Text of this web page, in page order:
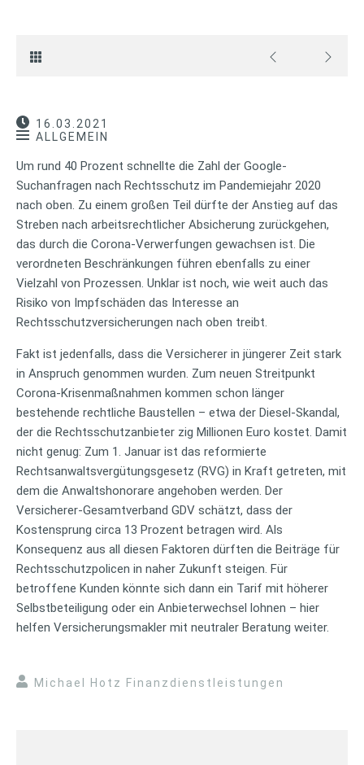
16.03.2021
ALLGEMEIN
Um rund 40 Prozent schnellte die Zahl der Google-
Suchanfragen nach Rechtsschutz im Pandemiejahr 2020
nach oben. Zu einem großen Teil dürfte der Anstieg auf das
Streben nach arbeitsrechtlicher Absicherung zurückgehen,
das durch die Corona-Verwerfungen gewachsen ist. Die
verordneten Beschränkungen führen ebenfalls zu einer
Vielzahl von Prozessen. Unklar ist noch, wie weit auch das
Risiko von Impfschäden das Interesse an
Rechtsschutzversicherungen nach oben treibt.
Fakt ist jedenfalls, dass die Versicherer in jüngerer Zeit stark
in Anspruch genommen wurden. Zum neuen Streitpunkt
Corona-Krisenmaßnahmen kommen schon länger
bestehende rechtliche Baustellen – etwa der Diesel-Skandal,
der die Rechtsschutzanbieter zig Millionen Euro kostet. Damit
nicht genug: Zum 1. Januar ist das reformierte
Rechtsanwaltsvergütungsgesetz (RVG) in Kraft getreten, mit
dem die Anwaltshonorare angehoben werden. Der
Versicherer-Gesamtverband GDV schätzt, dass der
Kostensprung circa 13 Prozent betragen wird. Als
Konsequenz aus all diesen Faktoren dürften die Beiträge für
Rechtsschutzpolicen in naher Zukunft steigen. Für
betroffene Kunden könnte sich dann ein Tarif mit höherer
Selbstbeteiligung oder ein Anbieterwechsel lohnen – hier
helfen Versicherungsmakler mit neutraler Beratung weiter.
Michael Hotz Finanzdienstleistungen